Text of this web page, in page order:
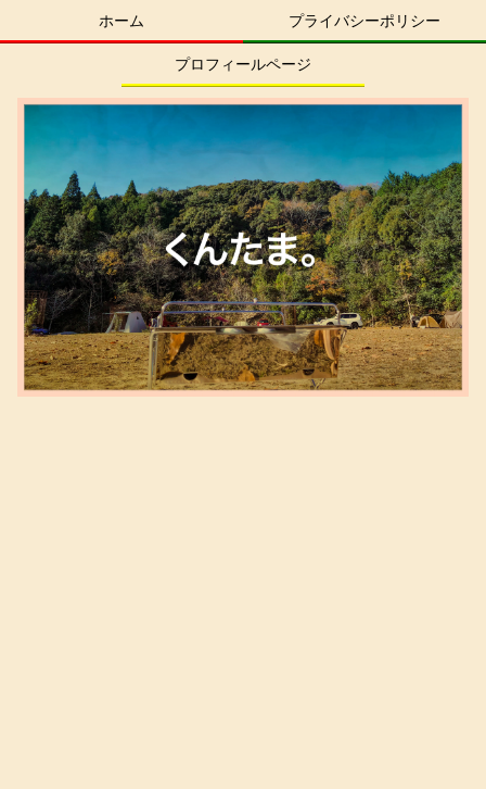
ホーム プライバシーポリシー
プロフィールページ